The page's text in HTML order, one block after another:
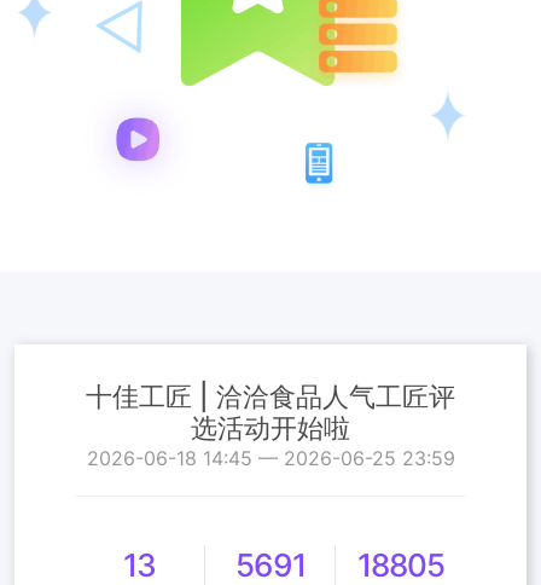
十佳工匠 | 洽洽食品人气工匠评
选活动开始啦
2026-06-18 14:45 — 2026-06-25 23:59
13 5691 18805